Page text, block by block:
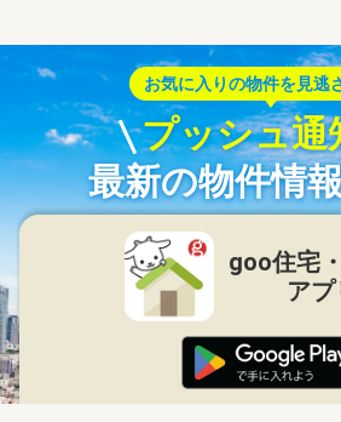
お気に入りの物件を見逃
プッシュ通
最新の物件情
goo住宅
アプ